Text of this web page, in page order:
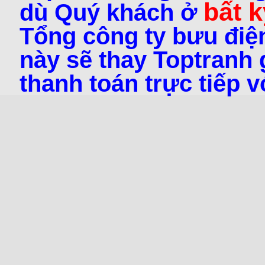
dù Quý khách ở bất
Tổng công ty bưu
này sẽ thay
thanh toán trực tiếp